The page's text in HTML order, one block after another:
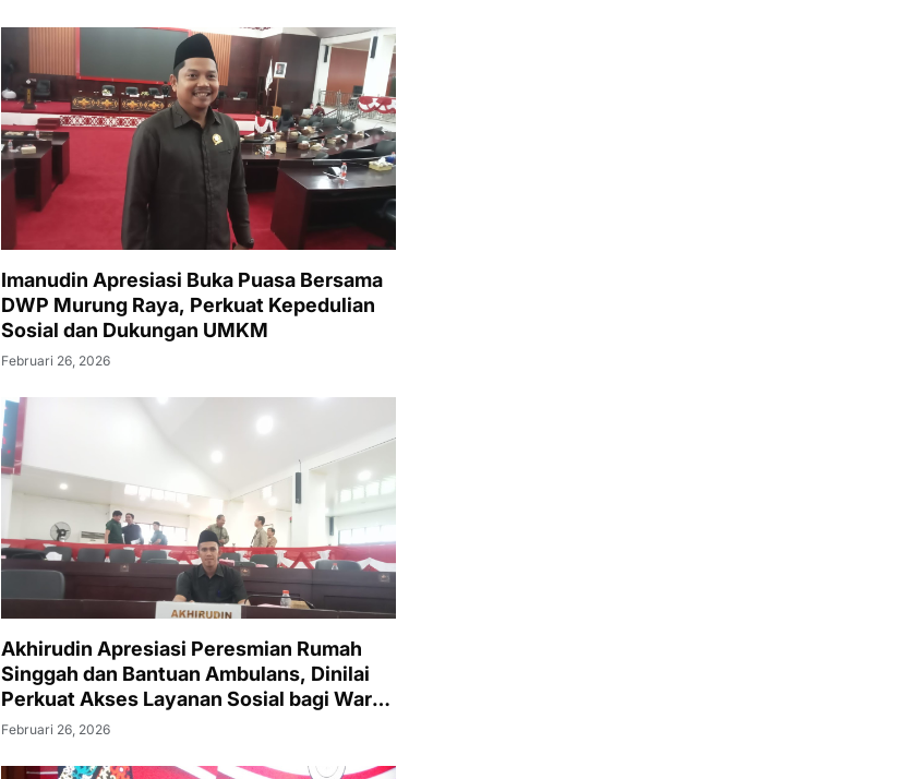
Imanudin Apresiasi Buka Puasa Bersama
DWP Murung Raya, Perkuat Kepedulian
Sosial dan Dukungan UMKM
Februari 26, 2026
Akhirudin Apresiasi Peresmian Rumah
Singgah dan Bantuan Ambulans, Dinilai
Perkuat Akses Layanan Sosial bagi Warga
Murung Raya
Februari 26, 2026